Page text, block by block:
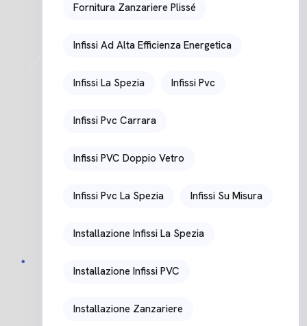
Fornitura Zanzariere Plissé
Infissi Ad Alta Efficienza Energetica
Infissi La Spezia Infissi Pvc
Infissi Pvc Carrara
Infissi PVC Doppio Vetro
Infissi Pvc La Spezia Infissi Su Misura
Installazione Infissi La Spezia
Installazione Infissi PVC
Installazione Zanzariere